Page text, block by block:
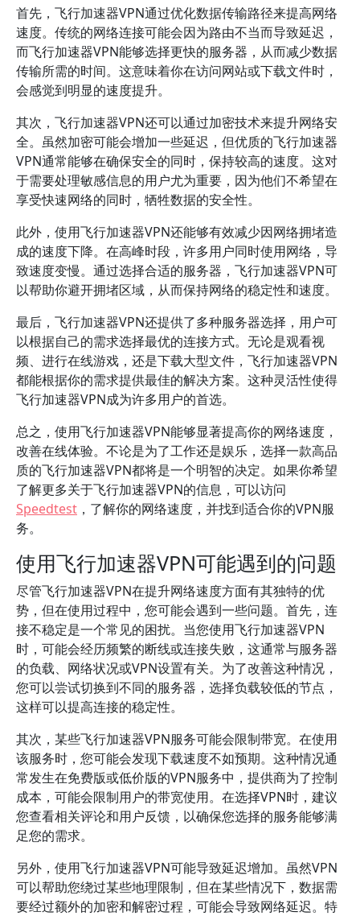
首先，飞行加速器VPN通过优化数据传输路径来提高网络
速度。传统的网络连接可能会因为路由不当而导致延迟，
而飞行加速器VPN能够选择更快的服务器，从而减少数据
传输所需的时间。这意味着你在访问网站或下载文件时，
会感觉到明显的速度提升。
其次，飞行加速器VPN还可以通过加密技术来提升网络安
全。虽然加密可能会增加一些延迟，但优质的飞行加速器
VPN通常能够在确保安全的同时，保持较高的速度。这对
于需要处理敏感信息的用户尤为重要，因为他们不希望在
享受快速网络的同时，牺牲数据的安全性。
此外，使用飞行加速器VPN还能够有效减少因网络拥堵造
成的速度下降。在高峰时段，许多用户同时使用网络，导
致速度变慢。通过选择合适的服务器，飞行加速器VPN可
以帮助你避开拥堵区域，从而保持网络的稳定性和速度。
最后，飞行加速器VPN还提供了多种服务器选择，用户可
以根据自己的需求选择最优的连接方式。无论是观看视
频、进行在线游戏，还是下载大型文件，飞行加速器VPN
都能根据你的需求提供最佳的解决方案。这种灵活性使得
飞行加速器VPN成为许多用户的首选。
总之，使用飞行加速器VPN能够显著提高你的网络速度，
改善在线体验。不论是为了工作还是娱乐，选择一款高品
质的飞行加速器VPN都将是一个明智的决定。如果你希望
了解更多关于飞行加速器VPN的信息，可以访问
Speedtest ，了解你的网络速度，并找到适合你的VPN服
务。
使用飞行加速器VPN可能遇到的问题
尽管飞行加速器VPN在提升网络速度方面有其独特的优
势，但在使用过程中，您可能会遇到一些问题。首先，连
接不稳定是一个常见的困扰。当您使用飞行加速器VPN
时，可能会经历频繁的断线或连接失败，这通常与服务器
的负载、网络状况或VPN设置有关。为了改善这种情况，
您可以尝试切换到不同的服务器，选择负载较低的节点，
这样可以提高连接的稳定性。
其次，某些飞行加速器VPN服务可能会限制带宽。在使用
该服务时，您可能会发现下载速度不如预期。这种情况通
常发生在免费版或低价版的VPN服务中，提供商为了控制
成本，可能会限制用户的带宽使用。在选择VPN时，建议
您查看相关评论和用户反馈，以确保您选择的服务能够满
足您的需求。
另外，使用飞行加速器VPN可能导致延迟增加。虽然VPN
可以帮助您绕过某些地理限制，但在某些情况下，数据需
要经过额外的加密和解密过程，可能会导致网络延迟。特